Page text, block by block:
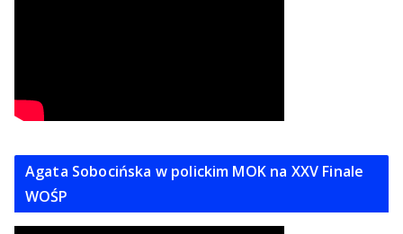
Agata Sobocińska w polickim MOK na XXV Finale
WOŚP